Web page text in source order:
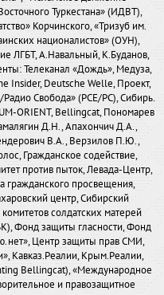
Туркестана» (ИДВТ),
Корчинского, «Тризуб им.
националистов» (ОУН),
ЛГБТ, А.Навальный, К.Буданов,
Телеканал «Дождь», Медуза,
Insider, Deutsche Welle, Проект,
Свобода» (PCE/PC), Сибирь.
ORIENT, Bellingcat, Пономарев
Д.Н., Апахончич Д.А.,
В.А., Верзилов П.Ю.,
Гражданское содействие,
против пыток, Левада-Центр,
гражданского просвещения,
центр, Сибирский
солдатских матерей
Фонд защиты гласности, Фонд
Центр защиты прав СМИ,
Кавказ.Реалии, Крым.Реалии,
Bellingcat), «Международное
и правозащитное